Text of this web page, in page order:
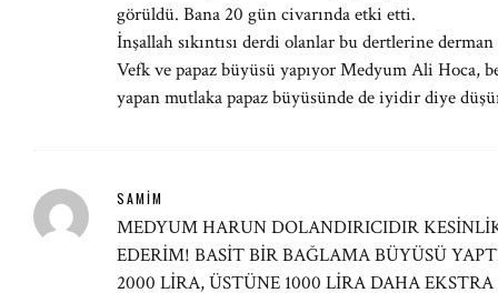
görüldü. Bana 20 gün civarında etki etti.
İnşallah sıkıntısı derdi olanlar bu dertlerine
Vefk ve papaz büyüsü yapıyor Medyum Ali Hoca,
yapan mutlaka papaz büyüsünde de iyidir diye
SAMIM
MEDYUM HARUN DOLANDIRICIDIR
EDERİM! BASİT BİR BAĞLAMA BÜYÜSÜ
2000 LİRA, ÜSTÜNE 1000 LİRA DAHA